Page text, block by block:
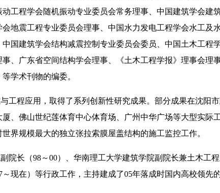
工程学会随机振动专业委员会常务理事、中国建筑学会建
地震工程专业委员会理事、中国水力发电工程学会水工及
国建筑学会结构减震控制专业委员会委员、中国土木工程
、广东省空间结构学会理事、《土木工程学报》理事会理
学术刊物的编委。
工程应用，取得了系列创新性研究成果。部分成果在沈阳
、佛山世纪莲体育中心体育场、广州中华广场等大型实际
界规模最大的独立张拉索膜屋盖结构的施工监控工作。
院长（98～00）、华南理工大学建筑学院副院长兼土木工
～现在）等行政工作，主持建成了05年落成时国内高校领先